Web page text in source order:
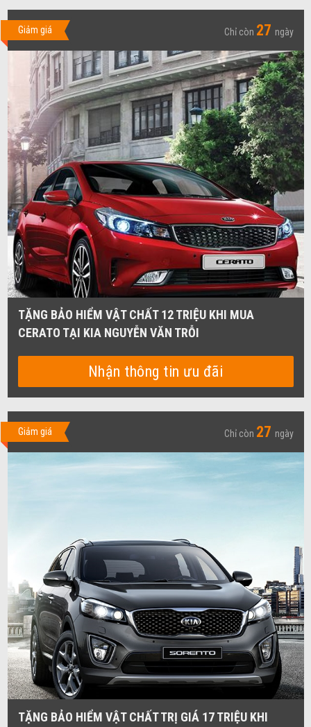
Giảm giá Chỉ còn 27 ngày
TẶNG BẢO HIỂM VẬT CHẤT 12 TRIỆU KHI MUA
CERATO TẠI KIA NGUYỄN VĂN TRỖI
Nhận thông tin ưu đãi
Giảm giá Chỉ còn 27 ngày
TẶNG BẢO HIỂM VẬT CHẤT TRỊ GIÁ 17 TRIỆU KHI